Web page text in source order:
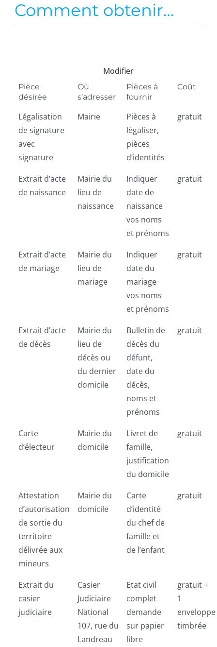
Comment obtenir…
Modifier
Pièce
désirée
Où
s’adresser
Pièces à
fournir
Coût
Légalisation
de signature
avec
signature
Mairie
Pièces à
légaliser,
pièces
d’identités
gratuit
Extrait d’acte
de naissance
Mairie du
lieu de
naissance
Indiquer
date de
naissance
vos noms
et prénoms
gratuit
Extrait d’acte
de mariage
Mairie du
lieu de
mariage
Indiquer
date du
mariage
vos noms
et prénoms
gratuit
Extrait d’acte
de décès
Mairie du
lieu de
décès ou
du dernier
domicile
Bulletin de
décès du
défunt,
date du
décès,
noms et
prénoms
gratuit
Carte
d’électeur
Mairie du
domicile
Livret de
famille,
justification
du domicile
gratuit
Attestation
d’autorisation
de sortie du
territoire
délivrée aux
mineurs
Mairie du
domicile
Carte
d’identité
du chef de
famille et
de l’enfant
gratuit
Extrait du
casier
judiciaire
Casier
Judiciaire
National
107, rue du
Landreau
Etat civil
complet
demande
sur papier
libre
gratuit +
1
enveloppe
timbrée